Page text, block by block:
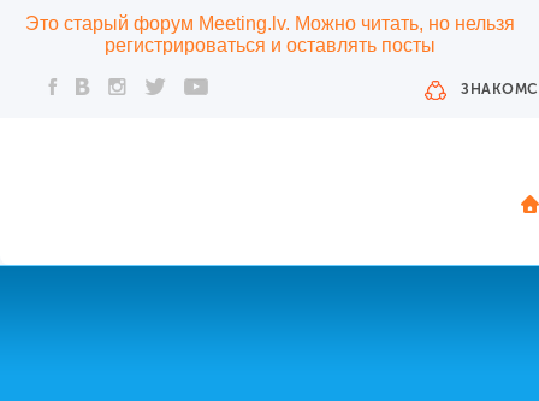
Это старый форум Meeting.lv. Можно читать, но нельзя
регистрироваться и оставлять посты